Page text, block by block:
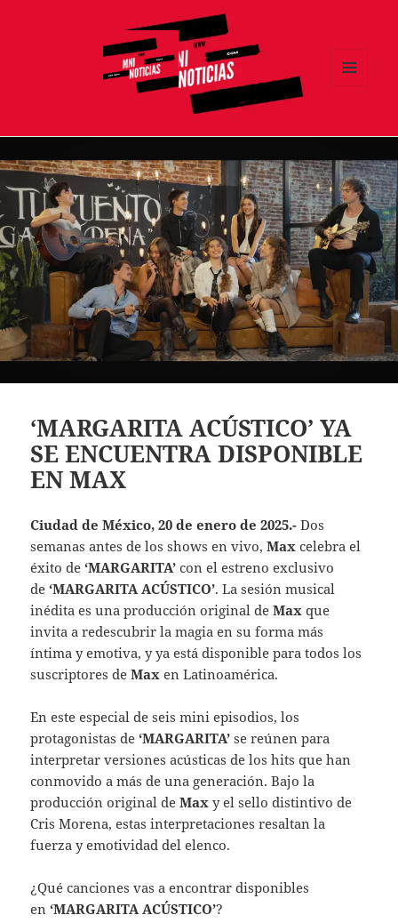
‘MARGARITA ACÚSTICO’ YA
SE ENCUENTRA DISPONIBLE
EN MAX
Ciudad de México, 20 de enero de 2025.-Dos
semanas antes de los shows en vivo,Maxcelebra el
éxito de ‘MARGARITA’con el estreno exclusivo
de ‘MARGARITA ACÚSTICO’. La sesión musical
inédita es una producción original deMaxque
invita a redescubrir la magia en su forma más
íntima y emotiva, y ya está disponible para todos los
suscriptores de Maxen Latinoamérica.
En este especial de seis mini episodios, los
protagonistas de‘MARGARITA’se reúnen para
interpretar versiones acústicas de los hits que han
conmovido a más de una generación. Bajo la
producción original deMax y el sello distintivo de
Cris Morena, estas interpretaciones resaltan la
fuerza y emotividad del elenco.
¿Qué canciones vas a encontrar disponibles
en ‘MARGARITA ACÚSTICO’?